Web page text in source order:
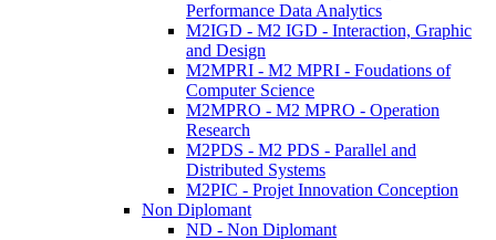
Performance Data Analytics
M2IGD - M2 IGD - Interaction, Graphic
and Design
M2MPRI - M2 MPRI - Foudations of
Computer Science
M2MPRO - M2 MPRO - Operation
Research
M2PDS - M2 PDS - Parallel and
Distributed Systems
M2PIC - Projet Innovation Conception
Non Diplomant
ND - Non Diplomant